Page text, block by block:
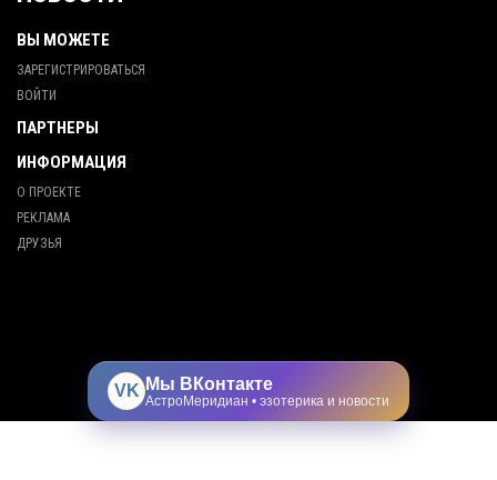
ВЫ МОЖЕТЕ
ЗАРЕГИСТРИРОВАТЬСЯ
ВОЙТИ
ПАРТНЕРЫ
ИНФОРМАЦИЯ
О ПРОЕКТЕ
РЕКЛАМА
ДРУЗЬЯ
VK Мы ВКонтакте
АстроМеридиан • эзотерика и новости